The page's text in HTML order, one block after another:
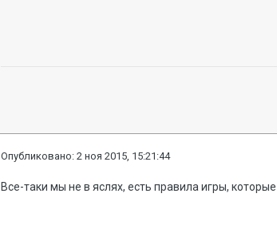
Опубликовано:2 ноя 2015, 15:21:44
Все-таки мы не в яслях, есть правила игры,